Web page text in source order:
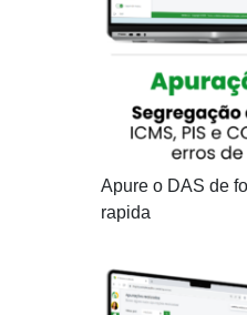
Apure o DAS de
rapida